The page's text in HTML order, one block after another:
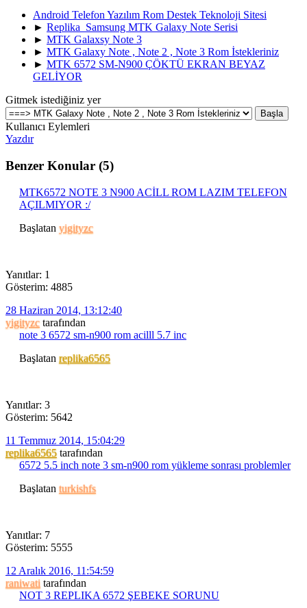
Android Telefon Yazılım Rom Destek Teknoloji Sitesi
► Replika Samsung MTK Galaxy Note Serisi
► MTK Galaxsy Note 3
► MTK Galaxy Note , Note 2 , Note 3 Rom İstekleriniz
► MTK 6572 SM-N900 ÇÖKTÜ EKRAN BEYAZ
GELİYOR
Gitmek istediğiniz yer
Kullanıcı Eylemleri
Yazdır
Benzer Konular (5)
MTK6572 NOTE 3 N900 ACİLL ROM LAZIM TELEFON
AÇILMIYOR :/
Başlatan yigityzc
Yanıtlar: 1
Gösterim: 4885
28 Haziran 2014, 13:12:40
yigityzc tarafından
note 3 6572 sm-n900 rom acilll 5.7 inc
Başlatan replika6565
Yanıtlar: 3
Gösterim: 5642
11 Temmuz 2014, 15:04:29
replika6565tarafından
6572 5.5 inch note 3 sm-n900 rom yükleme sonrası problemler
Başlatan turkishfs
Yanıtlar: 7
Gösterim: 5555
12 Aralık 2016, 11:54:59
raniwati tarafından
NOT 3 REPLIKA 6572 ŞEBEKE SORUNU